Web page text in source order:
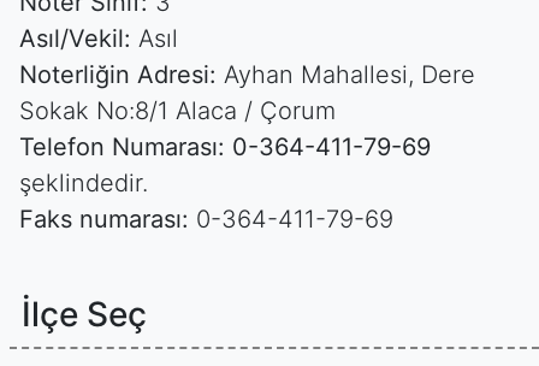
Asıl/Vekil: Asıl
Noterliğin Adresi: Ayhan Mahallesi, Dere
Sokak No:8/1 Alaca / Çorum
Telefon Numarası: 0-364-411-79-69
şeklindedir.
Faks numarası: 0-364-411-79-69
İlçe Seç